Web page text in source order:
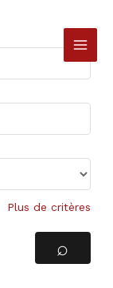
Plus de critères